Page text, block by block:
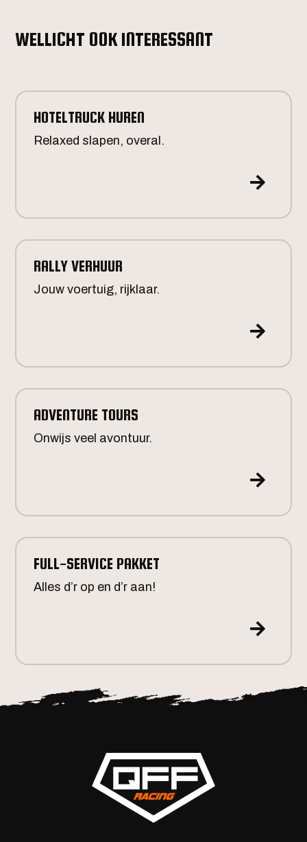
WELLICHT OOK INTERESSANT
HOTELTRUCK HUREN
Relaxed slapen, overal.

RALLY VERHUUR
Jouw voertuig, rijklaar.

ADVENTURE TOURS
Onwijs veel avontuur.

FULL-SERVICE PAKKET
Alles d’r op en d’r aan!
